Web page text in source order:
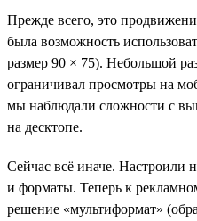
Прежде всего, это
была возможность
размер 90 × 75). Небольшой
ограничивал просмотры на
мы наблюдали сложности с
на десктопе.
Сейчас всё иначе. Настроили
и форматы. Теперь к
решение «мультиформат»